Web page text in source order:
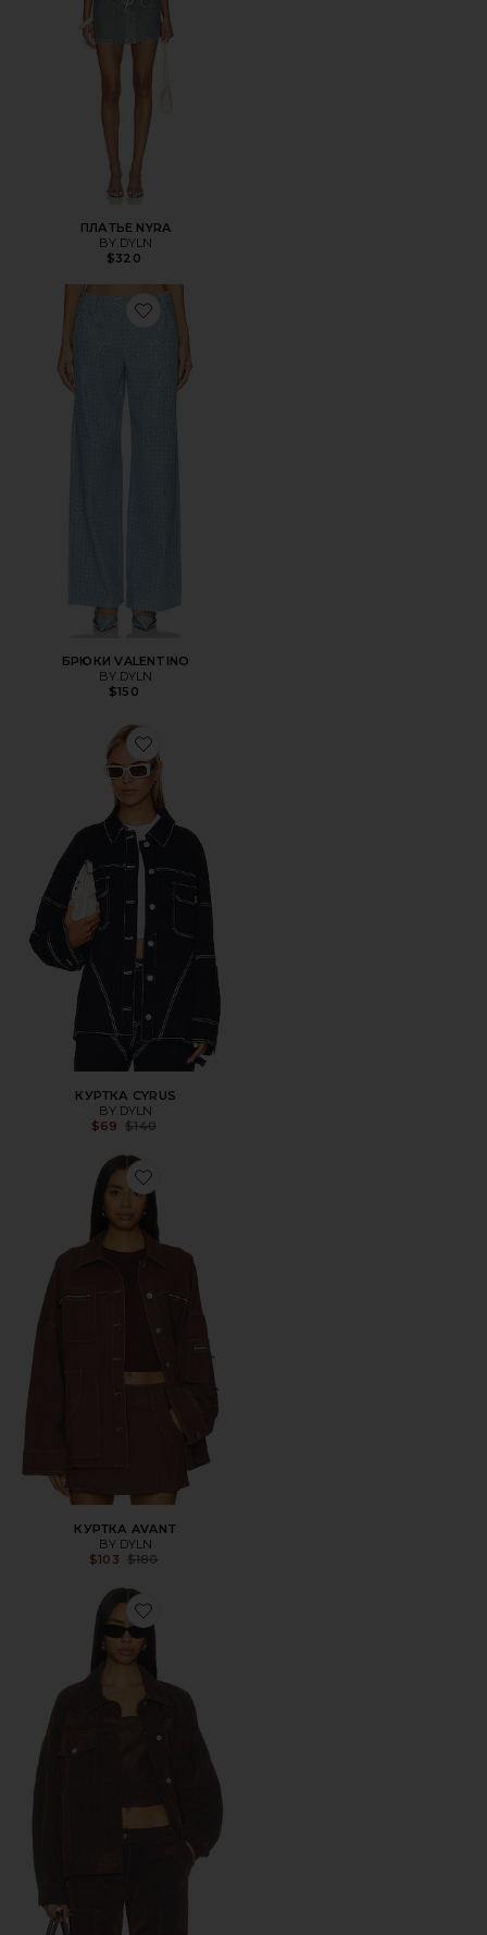
ПЛАТЬЕ NYRA
BY.DYLN
$320
Favorite БРЮКИ VALENTINO
БРЮКИ VALENTINO
BY.DYLN
$150
Favorite КУРТКА CYRUS
КУРТКА CYRUS
BY.DYLN
$69 Previous price:
$140
Favorite КУРТКА AVANT
КУРТКА AVANT
BY.DYLN
$103 Previous price:
$180
Favorite КУРТКА AZALEA